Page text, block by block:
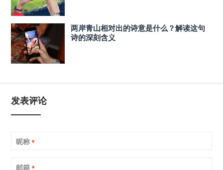
两岸青山相对出的诗意是什么？解读这句
诗的深刻含义
发表评论
昵称 *
邮箱 *